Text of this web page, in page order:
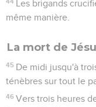
Les brigands
même manière.
La mort de
45 De midi jusqu'à
ténèbres sur tout le
46 Vers trois heures